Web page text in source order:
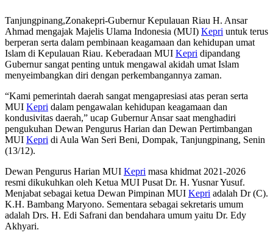
Tanjungpinang,Zonakepri-Gubernur Kepulauan Riau H. Ansar
Ahmad mengajak Majelis Ulama Indonesia (MUI) Kepri untuk terus
berperan serta dalam pembinaan keagamaan dan kehidupan umat
Islam di Kepulauan Riau. Keberadaan MUI Kepri dipandang
Gubernur sangat penting untuk mengawal akidah umat Islam
menyeimbangkan diri dengan perkembangannya zaman.
“Kami pemerintah daerah sangat mengapresiasi atas peran serta
MUI Kepri dalam pengawalan kehidupan keagamaan dan
kondusivitas daerah,” ucap Gubernur Ansar saat menghadiri
pengukuhan Dewan Pengurus Harian dan Dewan Pertimbangan
MUI Kepri di Aula Wan Seri Beni, Dompak, Tanjungpinang, Senin
(13/12).
Dewan Pengurus Harian MUI Kepri masa khidmat 2021-2026
resmi dikukuhkan oleh Ketua MUI Pusat Dr. H. Yusnar Yusuf.
Menjabat sebagai ketua Dewan Pimpinan MUI Kepri adalah Dr (C).
K.H. Bambang Maryono. Sementara sebagai sekretaris umum
adalah Drs. H. Edi Safrani dan bendahara umum yaitu Dr. Edy
Akhyari.